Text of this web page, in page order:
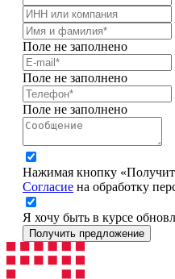
Поле не заполнено
Поле не заполнено
Поле не заполнено
Нажимая кнопку
Согласие на обработку
Я хочу быть в курсе
Получить предложение